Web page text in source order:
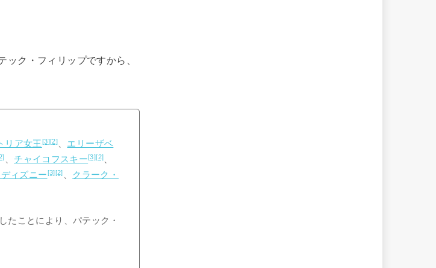
ク・フィリップですから、
リア女王[3][2]
エリーザベ
、チャイコフスキー[3][2]、
ィズニー[3][2]
クラーク・
たことにより、パテック・